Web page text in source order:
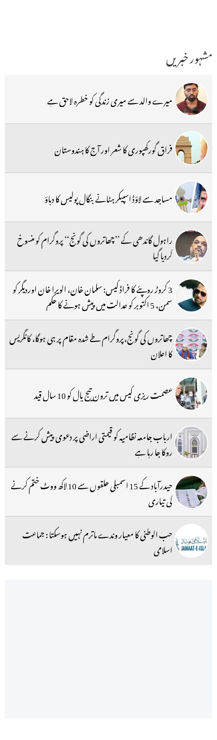
مشہور خبریں
میرے والد سے میری زندگی کو خطرہ لاحق ہے
فراق گورکھپوری کا شعر اور آج کا ہندوستان
مساجد سے لاؤڈ اسپیکر ہٹانے بنگال پولیس کا دباؤ
راہول گاندھی کے ’’چھاتروں کی گونج‘‘ پروگرام کو منسوخ
کردیا گیا
3 کروڑ روپئے کا فراڈ کیس: سلمان خان، الویرا خان اوردیگر کو
سمن، 5 اکتوبر کو عدالت میں پیش ہونے کا حکم
چھاتروں کی گونج،پروگرام طے شدہ مقام پر ہی ہوگا، کانگریس
کا اعلان
عصمت ریزی کیس میں ترون تیج پال کو 10 سال قید
ارباب جامعہ نظامیہ کو قیمتی اراضی پر دعوی پیش کرنے سے
روکا جا رہا ہے
حیدرآباد کے 15 اسمبلی حلقوں سے 10 لاکھ ووٹ ختم کرنے
کی تیاری
حب الوطنی کا معیار وندے ماترم نہیں ہوسکتا : جماعت
اسلامی